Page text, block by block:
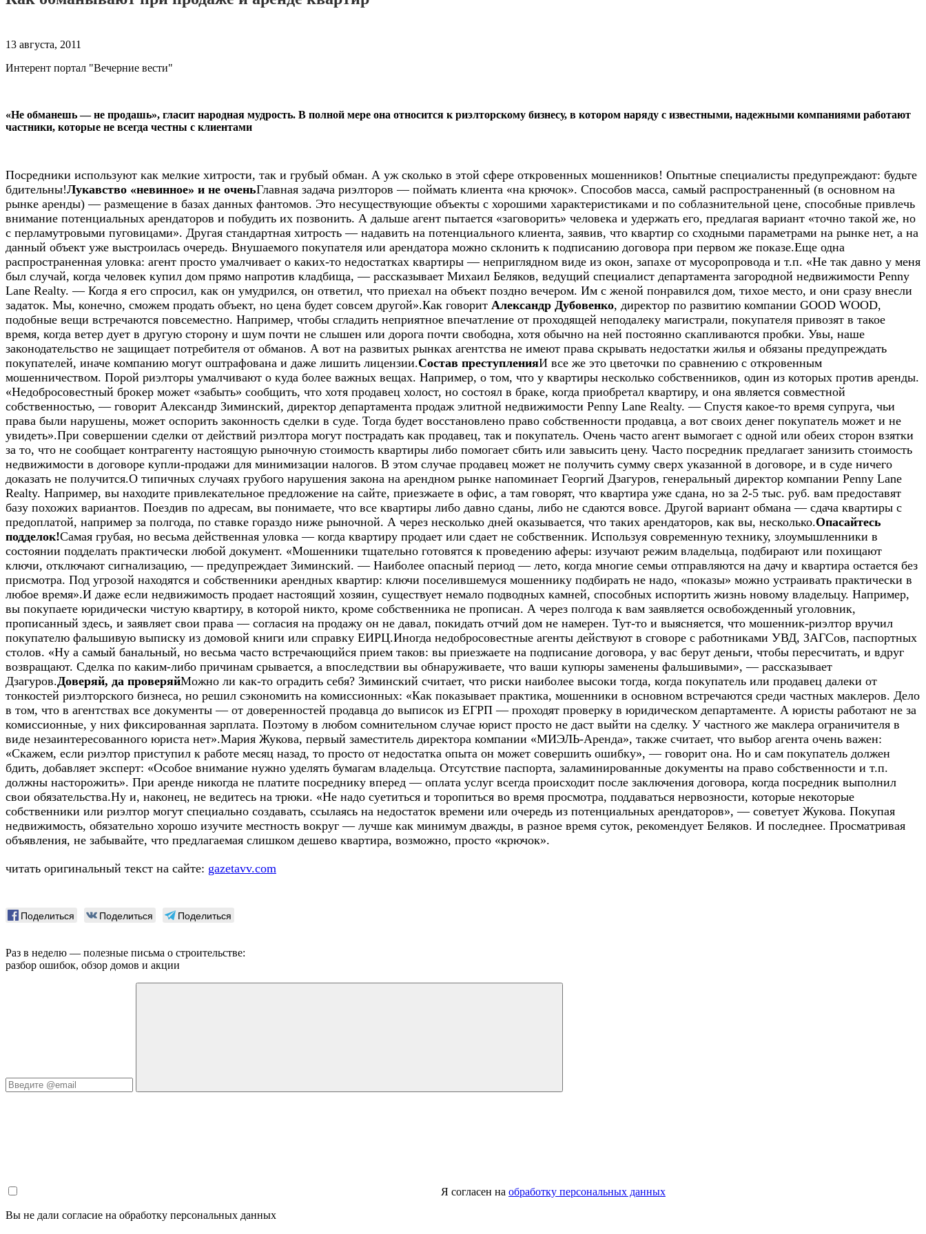
13 августа, 2011
Интерент портал "Вечерние вести"
«Не обманешь — не продашь», гласит народная мудрость. В полной мере она относится к риэлторскому бизнесу, в котором наряду с известными, надежными компаниями работают
частники, которые не всегда честны с клиентами
Посредники используют как мелкие хитрости, так и грубый обман. А уж сколько в этой сфере откровенных мошенников! Опытные специалисты предупреждают: будьте
бдительны!Лукавство «невинное» и не оченьГлавная задача риэлторов — поймать клиента «на крючок». Способов масса, самый распространенный (в основном на
рынке аренды) — размещение в базах данных фантомов. Это несуществующие объекты с хорошими характеристиками и по соблазнительной цене, способные привлечь
внимание потенциальных арендаторов и побудить их позвонить. А дальше агент пытается «заговорить» человека и удержать его, предлагая вариант «точно такой же, но
с перламутровыми пуговицами». Другая стандартная хитрость — надавить на потенциального клиента, заявив, что квартир со сходными параметрами на рынке нет, а на
данный объект уже выстроилась очередь. Внушаемого покупателя или арендатора можно склонить к подписанию договора при первом же показе.Еще одна
распространенная уловка: агент просто умалчивает о каких-то недостатках квартиры — неприглядном виде из окон, запахе от мусоропровода и т.п. «Не так давно у меня
был случай, когда человек купил дом прямо напротив кладбища, — рассказывает Михаил Беляков, ведущий специалист департамента загородной недвижимости Penny
Lane Realty. — Когда я его спросил, как он умудрился, он ответил, что приехал на объект поздно вечером. Им с женой понравился дом, тихое место, и они сразу внесли
задаток. Мы, конечно, сможем продать объект, но цена будет совсем другой».Как говорит Александр Дубовенко, директор по развитию компании GOOD WOOD,
подобные вещи встречаются повсеместно. Например, чтобы сгладить неприятное впечатление от проходящей неподалеку магистрали, покупателя привозят в такое
время, когда ветер дует в другую сторону и шум почти не слышен или дорога почти свободна, хотя обычно на ней постоянно скапливаются пробки. Увы, наше
законодательство не защищает потребителя от обманов. А вот на развитых рынках агентства не имеют права скрывать недостатки жилья и обязаны предупреждать
покупателей, иначе компанию могут оштрафована и даже лишить лицензии.Состав преступленияИ все же это цветочки по сравнению с откровенным
мошенничеством. Порой риэлторы умалчивают о куда более важных вещах. Например, о том, что у квартиры несколько собственников, один из которых против аренды.
«Недобросовестный брокер может «забыть» сообщить, что хотя продавец холост, но состоял в браке, когда приобретал квартиру, и она является совместной
собственностью, — говорит Александр Зиминский, директор департамента продаж элитной недвижимости Penny Lane Realty. — Спустя какое-то время супруга, чьи
права были нарушены, может оспорить законность сделки в суде. Тогда будет восстановлено право собственности продавца, а вот своих денег покупатель может и не
увидеть».При совершении сделки от действий риэлтора могут пострадать как продавец, так и покупатель. Очень часто агент вымогает с одной или обеих сторон взятки
за то, что не сообщает контрагенту настоящую рыночную стоимость квартиры либо помогает сбить или завысить цену. Часто посредник предлагает занизить стоимость
недвижимости в договоре купли-продажи для минимизации налогов. В этом случае продавец может не получить сумму сверх указанной в договоре, и в суде ничего
доказать не получится.О типичных случаях грубого нарушения закона на арендном рынке напоминает Георгий Дзагуров, генеральный директор компании Penny Lane
Realty. Например, вы находите привлекательное предложение на сайте, приезжаете в офис, а там говорят, что квартира уже сдана, но за 2-5 тыс. руб. вам предоставят
базу похожих вариантов. Поездив по адресам, вы понимаете, что все квартиры либо давно сданы, либо не сдаются вовсе. Другой вариант обмана — сдача квартиры с
предоплатой, например за полгода, по ставке гораздо ниже рыночной. А через несколько дней оказывается, что таких арендаторов, как вы, несколько.Опасайтесь
подделок!Самая грубая, но весьма действенная уловка — когда квартиру продает или сдает не собственник. Используя современную технику, злоумышленники в
состоянии подделать практически любой документ. «Мошенники тщательно готовятся к проведению аферы: изучают режим владельца, подбирают или похищают
ключи, отключают сигнализацию, — предупреждает Зиминский. — Наиболее опасный период — лето, когда многие семьи отправляются на дачу и квартира остается без
присмотра. Под угрозой находятся и собственники арендных квартир: ключи поселившемуся мошеннику подбирать не надо, «показы» можно устраивать практически в
любое время».И даже если недвижимость продает настоящий хозяин, существует немало подводных камней, способных испортить жизнь новому владельцу. Например,
вы покупаете юридически чистую квартиру, в которой никто, кроме собственника не прописан. А через полгода к вам заявляется освобожденный уголовник,
прописанный здесь, и заявляет свои права — согласия на продажу он не давал, покидать отчий дом не намерен. Тут-то и выясняется, что мошенник-риэлтор вручил
покупателю фальшивую выписку из домовой книги или справку ЕИРЦ.Иногда недобросовестные агенты действуют в сговоре с работниками УВД, ЗАГСов, паспортных
столов. «Ну а самый банальный, но весьма часто встречающийся прием таков: вы приезжаете на подписание договора, у вас берут деньги, чтобы пересчитать, и вдруг
возвращают. Сделка по каким-либо причинам срывается, а впоследствии вы обнаруживаете, что ваши купюры заменены фальшивыми», — рассказывает
Дзагуров.Доверяй, да проверяйМожно ли как-то оградить себя? Зиминский считает, что риски наиболее высоки тогда, когда покупатель или продавец далеки от
тонкостей риэлторского бизнеса, но решил сэкономить на комиссионных: «Как показывает практика, мошенники в основном встречаются среди частных маклеров. Дело
в том, что в агентствах все документы — от доверенностей продавца до выписок из ЕГРП — проходят проверку в юридическом департаменте. А юристы работают не за
комиссионные, у них фиксированная зарплата. Поэтому в любом сомнительном случае юрист просто не даст выйти на сделку. У частного же маклера ограничителя в
виде незаинтересованного юриста нет».Мария Жукова, первый заместитель директора компании «МИЭЛЬ-Аренда», также считает, что выбор агента очень важен:
«Скажем, если риэлтор приступил к работе месяц назад, то просто от недостатка опыта он может совершить ошибку», — говорит она. Но и сам покупатель должен
бдить, добавляет эксперт: «Особое внимание нужно уделять бумагам владельца. Отсутствие паспорта, заламинированные документы на право собственности и т.п.
должны насторожить». При аренде никогда не платите посреднику вперед — оплата услуг всегда происходит после заключения договора, когда посредник выполнил
свои обязательства.Ну и, наконец, не ведитесь на трюки. «Не надо суетиться и торопиться во время просмотра, поддаваться нервозности, которые некоторые
собственники или риэлтор могут специально создавать, ссылаясь на недостаток времени или очередь из потенциальных арендаторов», — советует Жукова. Покупая
недвижимость, обязательно хорошо изучите местность вокруг — лучше как минимум дважды, в разное время суток, рекомендует Беляков. И последнее. Просматривая
объявления, не забывайте, что предлагаемая слишком дешево квартира, возможно, просто «крючок».
читать оригинальный текст на сайте: gazetavv.com
Поделиться Поделиться Поделиться
Раз в неделю — полезные письма о строительстве:
разбор ошибок, обзор домов и акции
Я согласен на обработку персональных данных
Вы не дали согласие на обработку персональных данных